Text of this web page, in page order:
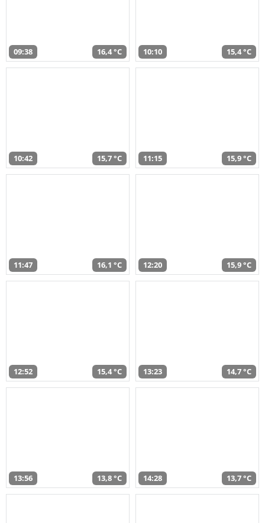
09:38 16,4 °C 10:10 15,4 °C
10:42 15,7 °C 11:15 15,9 °C
11:47 16,1 °C 12:20 15,9 °C
12:52 15,4 °C 13:23 14,7 °C
13:56 13,8 °C 14:28 13,7 °C